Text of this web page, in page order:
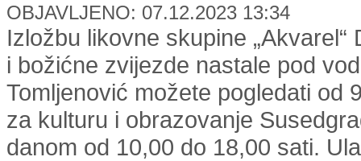
OBJAVLJENO: 07.12.2023 13:34
Izložbu likovne skupine
i božićne zvijezde nastale pod
Tomljenović možete pogledati od
za kulturu i obrazovanje
danom od 10,00 do 18,00 sati.